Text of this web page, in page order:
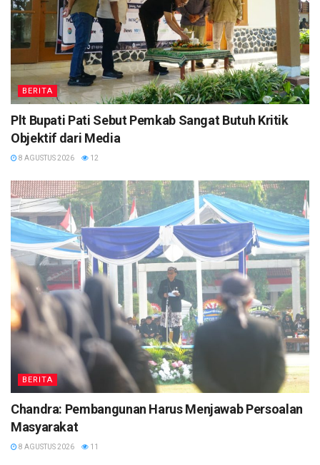
BERITA
Plt Bupati Pati Sebut Pemkab Sangat Butuh Kritik
Objektif dari Media
8 AGUSTUS 2026 12
BERITA
Chandra: Pembangunan Harus Menjawab Persoalan
Masyarakat
8 AGUSTUS 2026 11